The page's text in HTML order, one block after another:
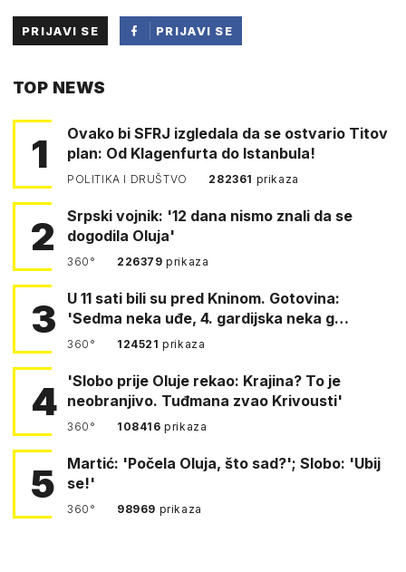
PRIJAVI SE
PRIJAVI SE
TOP NEWS
1
Ovako bi SFRJ izgledala da se ostvario Titov
plan: Od Klagenfurta do Istanbula!
POLITIKA I DRUŠTVO 282361 prikaza
2
Srpski vojnik: '12 dana nismo znali da se
dogodila Oluja'
360° 226379prikaza
3
U 11 sati bili su pred Kninom. Gotovina:
'Sedma neka uđe, 4. gardijska neka g…
360° 124521prikaza
4
'Slobo prije Oluje rekao: Krajina? To je
neobranjivo. Tuđmana zvao Krivousti'
360° 108416prikaza
5
Martić: 'Počela Oluja, što sad?'; Slobo: 'Ubij
se!'
360° 98969 prikaza